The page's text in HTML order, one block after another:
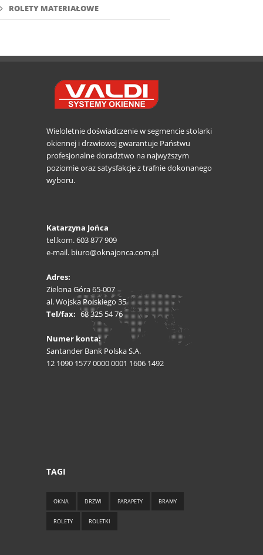
ROLETY MATERIAŁOWE
Wieloletnie doświadczenie w segmencie stolarki
okiennej i drzwiowej gwarantuje Państwu
profesjonalne doradztwo na najwyższym
poziomie oraz satysfakcje z trafnie dokonanego
wyboru.
Katarzyna Jońca
tel.kom. 603 877 909
e-mail. biuro@oknajonca.com.pl
Adres:
Zielona Góra 65-007
al. Wojska Polskiego 35
Tel/fax: 68 325 54 76
Numer konta:
Santander Bank Polska S.A.
12 1090 1577 0000 0001 1606 1492
TAGI
OKNA DRZWI PARAPETY BRAMY
ROLETY ROLETKI